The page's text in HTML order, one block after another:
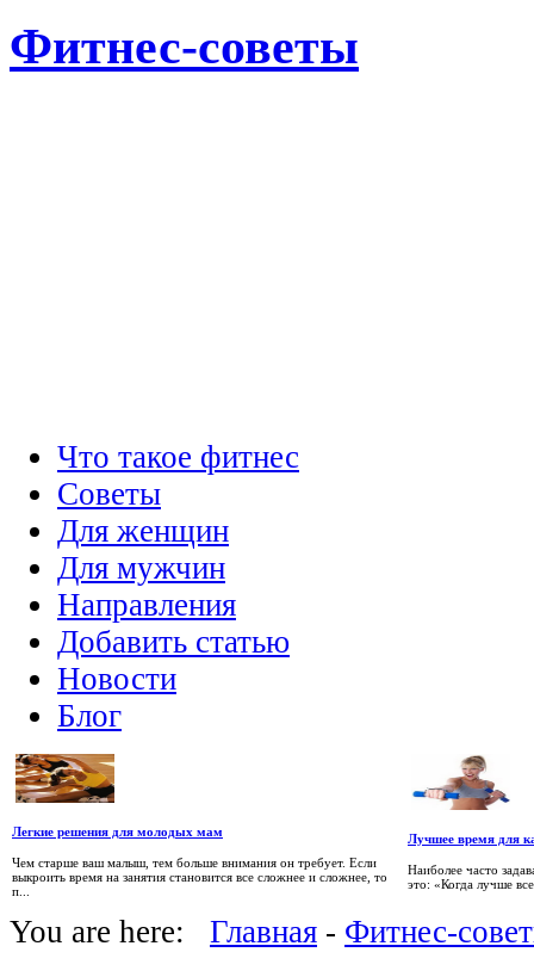
Фитнес-советы
Что такое фитнес
Советы
Для женщин
Для мужчин
Направления
Добавить статью
Новости
Блог
Легкие решения для молодых мам
Чем старше ваш малыш, тем больше внимания он требует. Если
выкроить время на занятия становится все сложнее и сложнее, то
п...
Лучшее время для
Наиболее часто
это: «Когда лучше
You are here: Главная - Фитнес-